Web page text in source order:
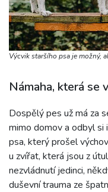
Výcvik staršího psa je možný,
Námaha, která se
Dospělý pes už má za
mimo domov a odbyl si
psa, který prošel
u zvířat, která jsou z
nezvládnutí jedinci,
duševní trauma ze